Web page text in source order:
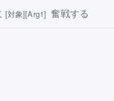
[対象][Arg1] 奮戦する